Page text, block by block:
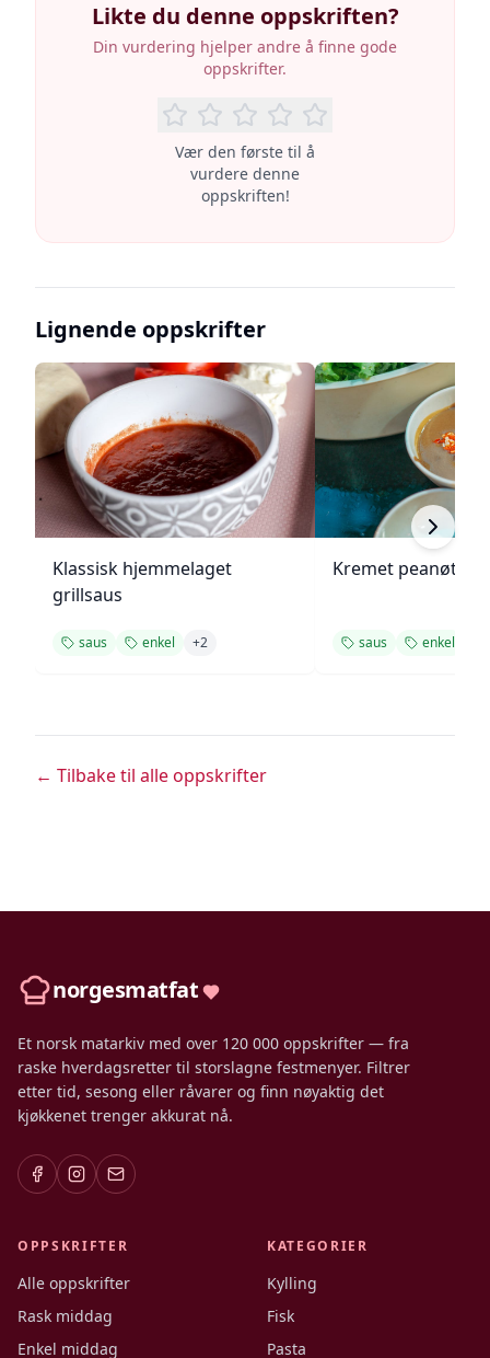
Likte du denne oppskriften?
Din vurdering hjelper andre å finne gode
oppskrifter.
Vær den første til å
vurdere denne
oppskriften!
Lignende oppskrifter
Klassisk hjemmelaget
grillsaus
saus enkel +2
Kremet
saus enkel
← Tilbake til alle oppskrifter
norgesmatfat
Et norsk matarkiv med over 120 000 oppskrifter — fra
raske hverdagsretter til storslagne festmenyer. Filtrer
etter tid, sesong eller råvarer og finn nøyaktig det
kjøkkenet trenger akkurat nå.
OPPSKRIFTER
Alle oppskrifter
Rask middag
Enkel middag
KATEGORIER
Kylling
Fisk
Pasta